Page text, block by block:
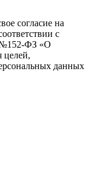
согласие на
с
№152-ФЗ «О
целей,
данных